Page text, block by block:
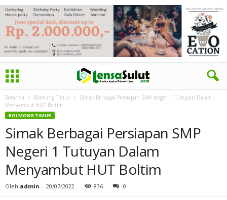
Beranda Bolmong Timur
Simak Berbagai Persiapan SMP Negeri 1 Tutuyan Dalam
Menyambut HUT Boltim
BOLMONG TIMUR
Simak Berbagai Persiapan SMP
Negeri 1 Tutuyan Dalam
Menyambut HUT Boltim
Oleh admin - 20/07/2022 836 0